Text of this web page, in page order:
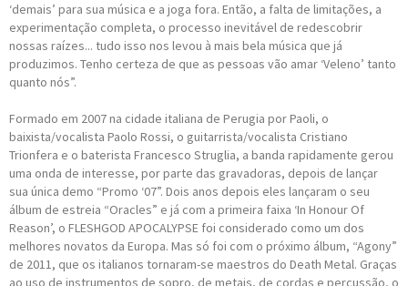
‘demais’ para sua música e a joga fora. Então, a falta de limitações, a
experimentação completa, o processo inevitável de redescobrir
nossas raízes... tudo isso nos levou à mais bela música que já
produzimos. Tenho certeza de que as pessoas vão amar ‘Veleno’ tanto
quanto nós”.
Formado em 2007 na cidade italiana de Perugia por Paoli, o
baixista/vocalista Paolo Rossi, o guitarrista/vocalista Cristiano
Trionfera e o baterista Francesco Struglia, a banda rapidamente gerou
uma onda de interesse, por parte das gravadoras, depois de lançar
sua única demo “Promo ‘07”. Dois anos depois eles lançaram o seu
álbum de estreia “Oracles” e já com a primeira faixa ‘In Honour Of
Reason’, o FLESHGOD APOCALYPSE foi considerado como um dos
melhores novatos da Europa. Mas só foi com o próximo álbum, “Agony”
de 2011, que os italianos tornaram-se maestros do Death Metal. Graças
ao uso de instrumentos de sopro, de metais, de cordas e percussão, o